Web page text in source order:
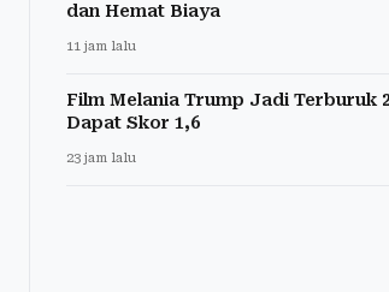
dan Hemat Biaya
11 jam lalu
Film Melania Trump Jadi Terburuk
Dapat Skor 1,6
23 jam lalu